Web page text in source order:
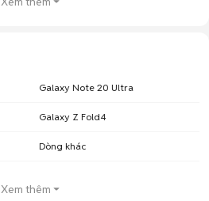
Galaxy Note 20 Ultra
Galaxy Z Fold4
Dòng khác
Xem thêm